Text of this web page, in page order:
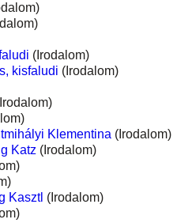
(Irodalom)
kisfaludi (Irodalom)
Klementina (Irodalom)
Katz (Irodalom)
Kasztl (Irodalom)